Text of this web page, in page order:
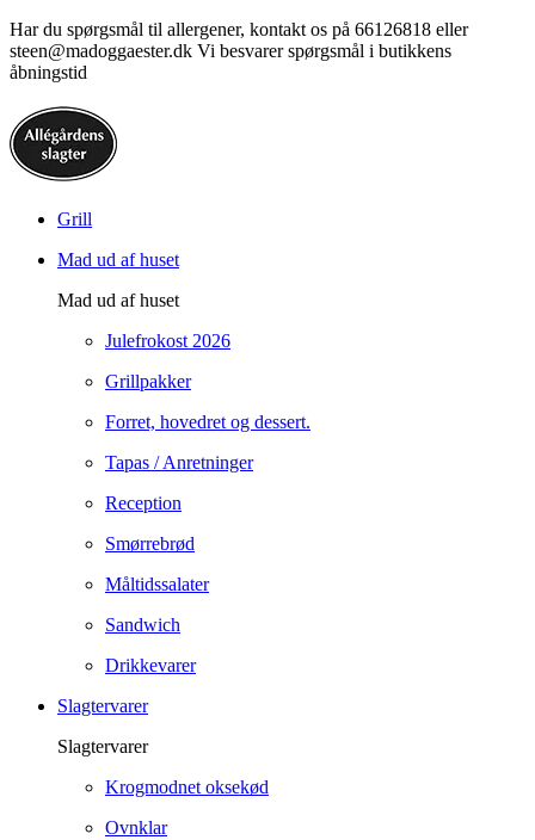
Har du spørgsmål til allergener, kontakt os på 66126818 eller
steen@madoggaester.dk Vi besvarer spørgsmål i butikkens
åbningstid
Grill
Mad ud af huset
Mad ud af huset
Julefrokost 2026
Grillpakker
Forret, hovedret og dessert.
Tapas / Anretninger
Reception
Smørrebrød
Måltidssalater
Sandwich
Drikkevarer
Slagtervarer
Slagtervarer
Krogmodnet oksekød
Ovnklar